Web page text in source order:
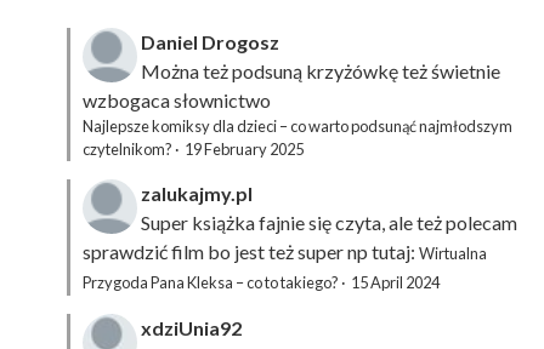
Daniel Drogosz
Można też podsuną krzyżówkęteż świetnie
wzbogaca słownictwo
Najlepsze komiksy dla dzieci – co warto podsunąć najmłodszym
czytelnikom? · 19 February 2025
zalukajmy.pl
Super książka fajnie się czyta, ale też polecam
sprawdzić film bo jest też super np tutaj: Wirtualna
Przygoda Pana Kleksa – co to takiego? · 15 April 2024
xdziUnia92